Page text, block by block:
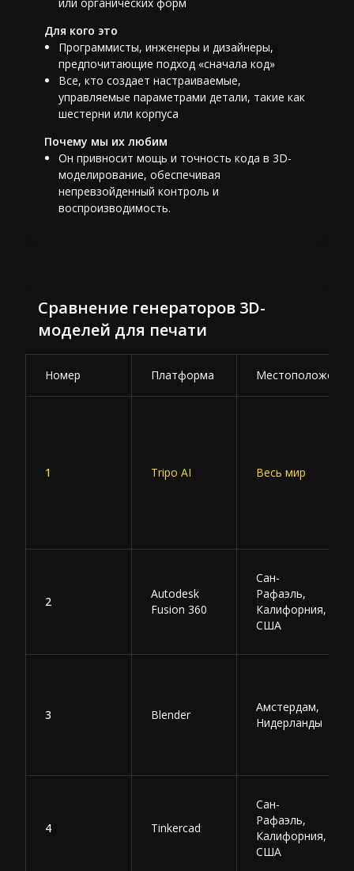
Для кого это
Программисты, инженеры и дизайнеры,
предпочитающие подход «сначала код»
Все, кто создает настраиваемые,
управляемые параметрами детали, такие как
шестерни или корпуса
Почему мы их любим
Он привносит мощь и точность кода в 3D-
моделирование, обеспечивая
непревзойденный контроль и
воспроизводимость.
Сравнение генераторов 3D-
моделей для печати
Номер Платформа Местоположение
1 Tripo AI Весь мир
2
Autodesk
Fusion 360
Сан-
Рафаэль,
Калифорния,
США
3 Blender
Амстердам,
Нидерланды
4 Tinkercad
Сан-
Рафаэль,
Калифорния,
США